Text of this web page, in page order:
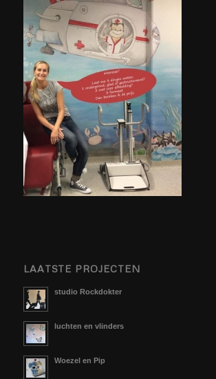
LAATSTE PROJECTEN
studio Rockdokter
luchten en vlinders
Woezel en Pip